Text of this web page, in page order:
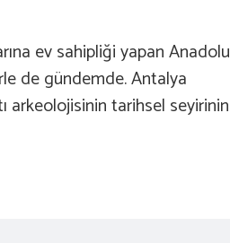
ev sahipliği yapan Anadolu
de gündemde. Antalya
arkeolojisinin tarihsel seyirinin